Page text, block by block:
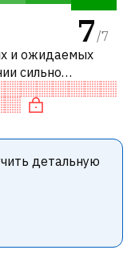
7/7
и ожидаемых
сильно
«дешев
детальную